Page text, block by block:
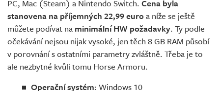
PC, Mac (Steam) a Nintendo Switch. Cena byla
stanovena na příjemných 22,99 euro a níže se ještě
můžete podívat na minimální HW požadavky. Ty podle
očekávání nejsou nijak vysoké, jen těch 8 GB RAM působí
v porovnání s ostatními parametry zvláštně. Třeba je to
ale nezbytné kvůli tomu Horse Armoru.
Operační systém: Windows 10